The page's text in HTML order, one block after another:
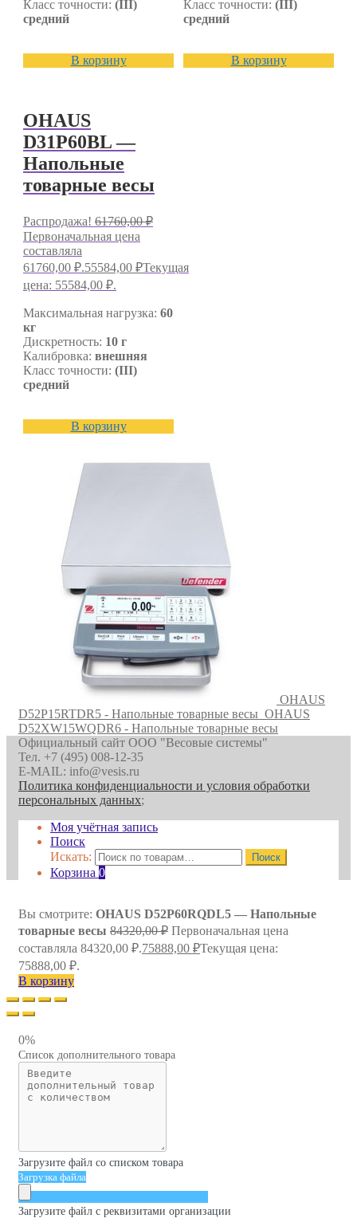
Класс точности: (III)
средний
В корзину
Класс точности: (III)
средний
В корзину
OHAUS
D31P60BL —
Напольные
товарные весы
Распродажа! 61760,00₽
Первоначальная цена
составляла
61760,00 ₽.55584,00 ₽Текущая
цена: 55584,00 ₽.
Максимальная нагрузка: 60
кг
Дискретность: 10 г
Калибровка: внешняя
Класс точности: (III)
средний
В корзину
OHAUS
D52P15RTDR5 - Напольные товарные весы OHAUS
D52XW15WQDR6 - Напольные товарные весы
Официальный сайт ООО "Весовые системы"
Тел. +7 (495) 008-12-35
E-MAIL: info@vesis.ru
Политика конфиденциальности и условия обработки
персональных данных;
Моя учётная запись
Поиск
Искать:
Поиск
Корзина 0
Вы смотрите: OHAUS D52P60RQDL5 — Напольные
товарные весы 84320,00₽ Первоначальная цена
составляла 84320,00 ₽.75888,00 ₽Текущая цена:
75888,00 ₽.
В корзину
0%
Список дополнительного товара
Загрузите файл со списком товара
Загрузка файла
Загрузите файл с реквизитами организации